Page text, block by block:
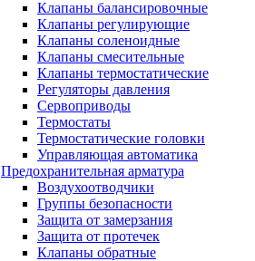
Клапаны балансировочные
Клапаны регулирующие
Клапаны соленоидные
Клапаны смесительные
Клапаны термостатические
Регуляторы давления
Сервоприводы
Термостаты
Термостатические головки
Управляющая автоматика
Предохранительная арматура
Воздухоотводчики
Группы безопасности
Защита от замерзания
Защита от протечек
Клапаны обратные